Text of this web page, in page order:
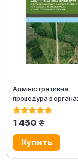
Адміністративна
процедура в
місцевого
1 450 грн.